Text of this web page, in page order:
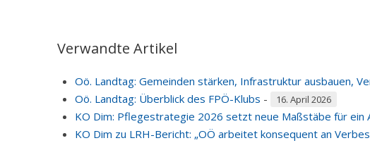
Verwandte Artikel
Oö. Landtag: Gemeinden stärken, Infrastruktur ausbauen,
Oö. Landtag: Überblick des FPÖ-Klubs - 16. April 2026
KO Dim: Pflegestrategie 2026 setzt neue Maßstäbe für ein
KO Dim zu LRH-Bericht: „OÖ arbeitet konsequent an